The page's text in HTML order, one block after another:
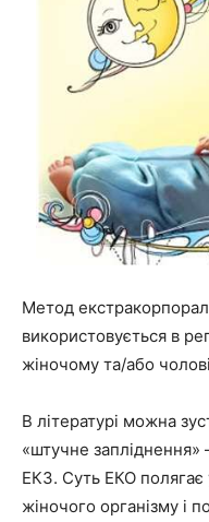
Метод
використовується в
жіночому та/або
В літературі можна
«штучне
ЕКЗ. Суть ЕКО полягає
жіночого організму і